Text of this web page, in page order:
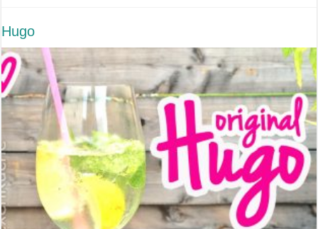
Hugo